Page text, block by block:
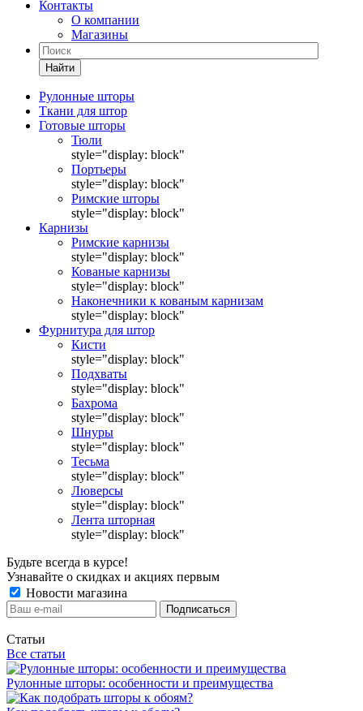
Контакты
О компании
Магазины
Найти
Рулонные шторы
Ткани для штор
Готовые шторы
Тюли
style="display: block"
Портьеры
style="display: block"
Римские шторы
style="display: block"
Карнизы
Римские карнизы
style="display: block"
Кованые карнизы
style="display: block"
Наконечники к кованым карнизам
style="display: block"
Фурнитура для штор
Кисти
style="display: block"
Подхваты
style="display: block"
Бахрома
style="display: block"
Шнуры
style="display: block"
Тесьма
style="display: block"
Люверсы
style="display: block"
Лента шторная
style="display: block"
Будьте всегда в курсе!
Узнавайте о скидках и акциях первым
Новости магазина
Статьи
Все статьи
Рулонные шторы: особенности и преимущества